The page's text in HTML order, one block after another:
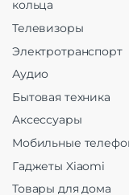
кольца
Телевизоры
Электротранспорт
Аудио
Бытовая техника
Аксессуары
Мобильные
Гаджеты Xiaomi
Товары для дома